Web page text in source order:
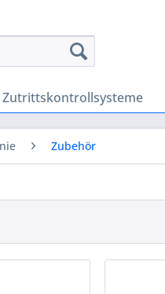
Zutrittskontrollsysteme
Zubehör